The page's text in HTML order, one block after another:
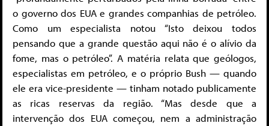
o governo dos EUA e grandes companhias de petróleo.
Como um especialista notou “Isto deixou todos
pensando que a grande questão aqui não é o alívio da
fome, mas o petróleo”. A matéria relata que geólogos,
especialistas em petróleo, e o próprio Bush — quando
ele era vice-presidente — tinham notado publicamente
as ricas reservas da região. “Mas desde que a
intervenção dos EUA começou, nem a administração